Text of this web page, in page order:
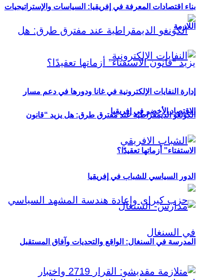
الكونغو الديمقراطية عند مفترق طرق: هل يزيد “قانون
الاستفتاء” أزماتها تعقيدًا؟
بناء اقتصادات المعرفة في إفريقيا: السياسات والإستراتيجيات
اللازمة
إدارة النفايات الإلكترونية في غانا ودورها في دعم مسار
الاقتصاد الأخضر في إفريقيا
الدور السياسي للشباب في إفريقيا
المدرسة في السنغال: الواقع والتحديات وآفاق المستقبل